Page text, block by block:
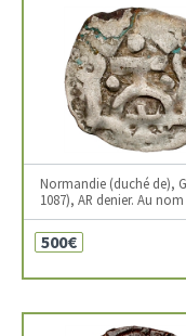
Normandie (duché de),
1087), AR denier. Au
500€